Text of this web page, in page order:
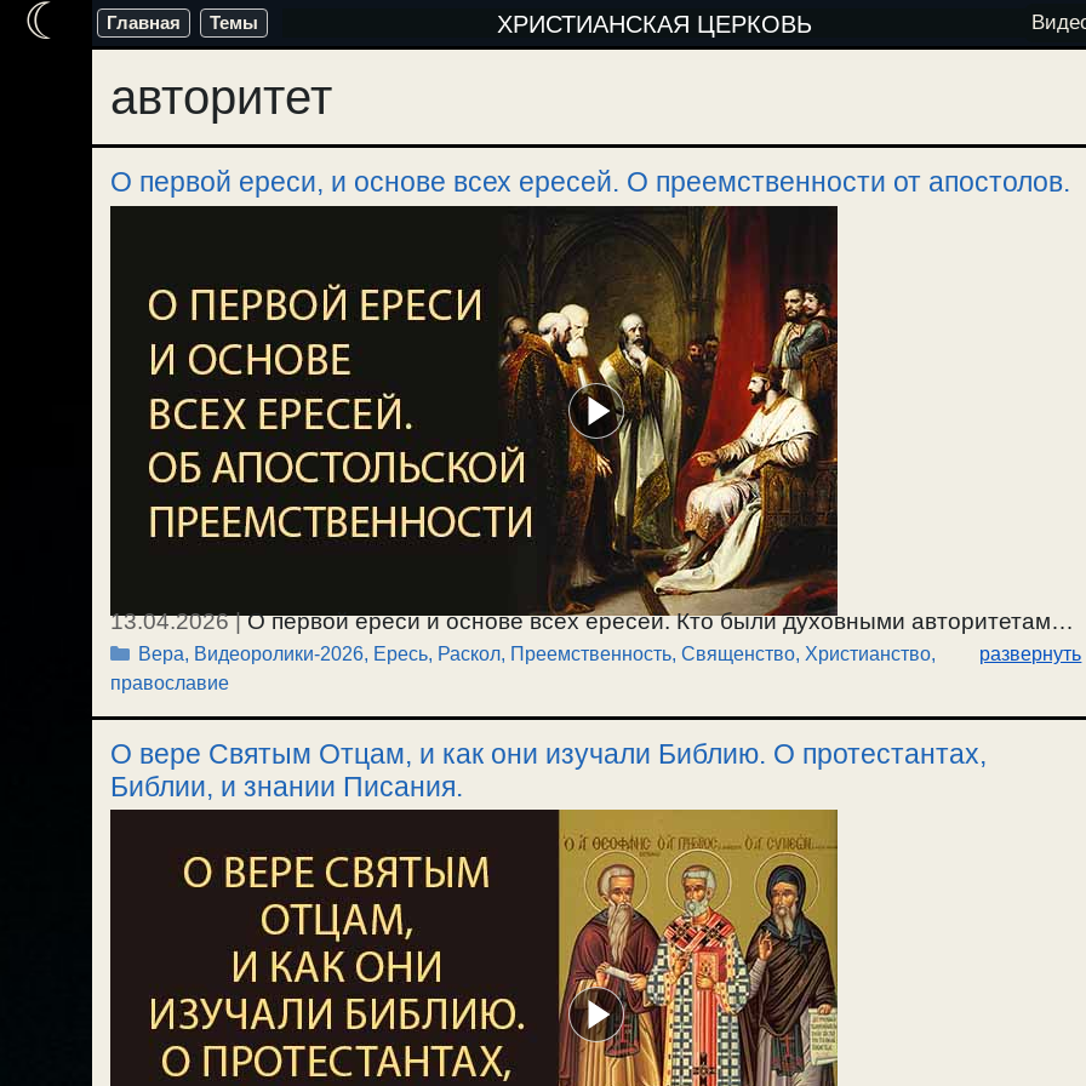
Перейти
содержимому
Главная Темы ХРИСТИАНСКАЯ ЦЕРКОВЬ
авторитет
О первой ереси, и основе всех ересей. О преемственности от апостолов.
13.04.2026|О первой ереси и основе всех ересей. Кто были духовными авторитетами
в распознании ересей и определении правой веры. Как не попасть в ересь? О
преемственности от апостолов, и какую веру проповедовали Апостолы. О духе
апостолов. / 4.04.2026.
Рубрики
Вера, Видеоролики-2026, Ересь, Раскол, Преемственность, Священство, Христианство,
православие
развернуть
О вере Святым Отцам, и как они изучали Библию. О протестантах,
Библии, и знании Писания.
☾